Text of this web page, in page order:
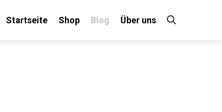
Startseite Shop Blog Über uns